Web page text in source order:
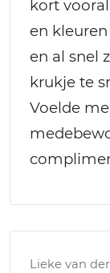
kort
en
en al snel
krukje te
Voelde
Lieke van